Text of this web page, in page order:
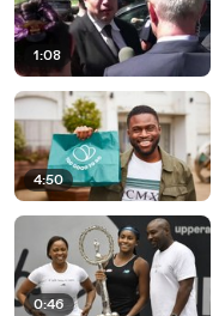
1:08
4:50
0:46